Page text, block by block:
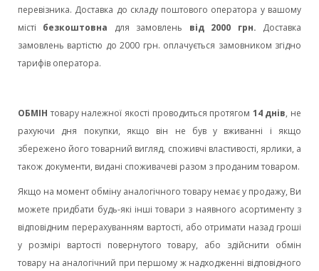
перевізника. Доставка до складу поштового оператора у вашому
місті безкоштовна для замовлень від 2000 грн. Доставка
замовлень вартістю до 2000 грн. оплачується замовником згідно
тарифів оператора.
ОБМІНтовару належної якості проводиться протягом 14 днів, не
рахуючи дня покупки, якщо він не був у вживанні і якщо
збережено його товарний вигляд, споживчі властивості, ярлики, а
також документи, видані споживачеві разом з проданим товаром.
Якщо на момент обміну аналогічного товару немає у продажу, Ви
можете придбати будь-які інші товари з наявного асортименту з
відповідним перерахуванням вартості, або отримати назад гроші
у розмірі вартості повернутого товару, або здійснити обмін
товару на аналогічний при першому ж надходженні відповідного